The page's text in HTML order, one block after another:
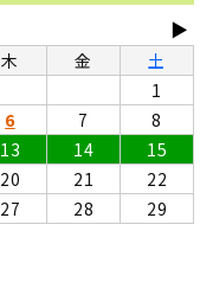
▶
木 金
土
1
6 7
8
13 14
15
20 21
22
27 28
29